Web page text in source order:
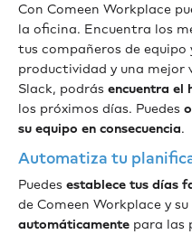
Con Comeen Workplace
la oficina. Encuentra los
tus compañeros de
productividad y una mejor
Slack, podrás encuentra el
los próximos días. Puedes
su equipo en consecuencia.
Automatiza tu
Puedes establece tus días
de Comeen Workplace y su
automáticamente para las